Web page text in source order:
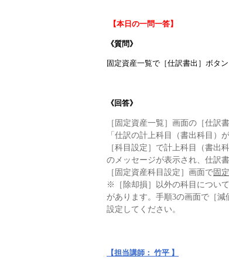
【本日の一問一答】
《質問》
固定資産一覧で［仕訳書出］ボタ
《回答》
［固定資産一覧］画面の［仕訳
「仕訳の計上科目（書出科目）
［科目設定］で計上科目（書出
のメッセージが表示され、仕訳
［固定資産科目設定］画面で固
※［除却損］以外の科目につい
があります。手順3の画面で［
設定してください。
【担当講師： 竹平 】